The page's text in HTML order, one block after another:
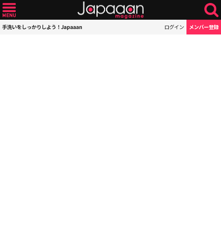
手洗いをしっかりしよう！Japaaan ログイン メンバー登録